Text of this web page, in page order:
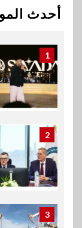
أحدث
1
2
3